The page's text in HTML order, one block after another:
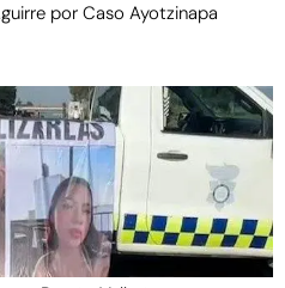
por Caso Ayotzinapa